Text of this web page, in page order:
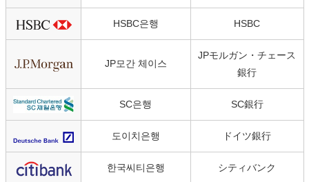
HSBC은행 HSBC
JP모간 체이스
JPモルガン・チェース
銀行
SC은행 SC銀行
도이치은행 ドイツ銀行
한국씨티은행 シティバンク